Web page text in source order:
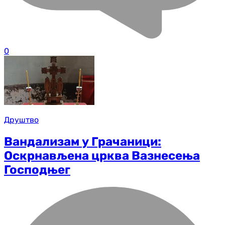
0
Друштво
Вандализам у Грачаници:
Оскрнављена црква Вазнесења
Господњег